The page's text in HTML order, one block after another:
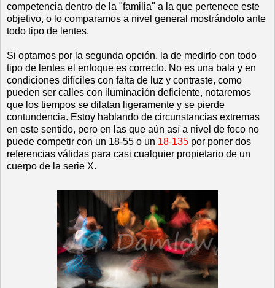
competencia dentro de la "familia" a la que pertenece este
objetivo, o lo comparamos a nivel general mostrándolo ante
todo tipo de lentes.
Si optamos por la segunda opción, la de medirlo con todo
tipo de lentes el enfoque es correcto. No es una bala y en
condiciones difíciles con falta de luz y contraste, como
pueden ser calles con iluminación deficiente, notaremos
que los tiempos se dilatan ligeramente y se pierde
contundencia. Estoy hablando de circunstancias extremas
en este sentido, pero en las que aún así a nivel de foco no
puede competir con un 18-55 o un 18-135 por poner dos
referencias válidas para casi cualquier propietario de un
cuerpo de la serie X.